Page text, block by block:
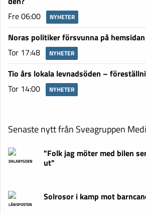
Fre 06:00
NYHETER
Noras politiker försvunna på hemsidan
Tor 17:48
NYHETER
Tio års lokala levnadsöden –
Tor 14:00
NYHETER
Senaste nytt från Sveagruppen
DALABYGDEN
"Folk jag möter med bilen
ut"
LÄNSPOSTEN
Solrosor i kamp mot